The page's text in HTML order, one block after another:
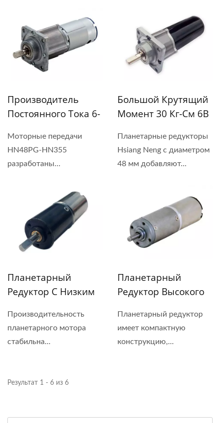
Надежностью
Производитель
Постоянного Тока 6-
Редукторов В
Диаметре 48 Мм
Моторные передачи
HN48PG-HN355
разработаны
Большой Крутящий
Момент 30 Кг-См 6В
Редукторный Мотор
Диаметром 48 Мм
Планетарные редукторы
Hsiang Neng с диаметром
48 мм добавляют...
Планетарный
Редуктор С Низким
Числом Диаметром
20 Мм С 6-24
Вольтовым
Производительность
планетарного мотора
стабильна...
Планетарный
Редуктор Высокого
Диаметром 22 Мм С
6-24 В Постоянным
Током
Планетарный редуктор
имеет компактную
конструкцию,...
Результат 1 - 6 из 6